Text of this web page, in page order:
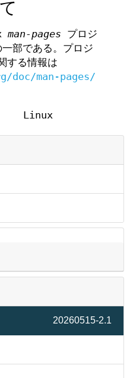
20260515-2.1
man-pages プロジ
部である。プロジ
する情報は
doc/man-pages/
Linux